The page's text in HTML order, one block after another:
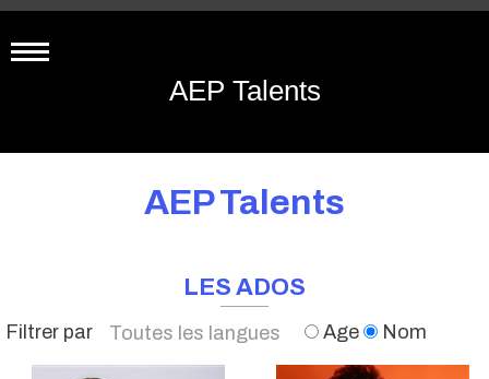
AEP Talents
AEP Talents
LES ADOS
Filtrer par
Toutes les langues
Français
Age Nom